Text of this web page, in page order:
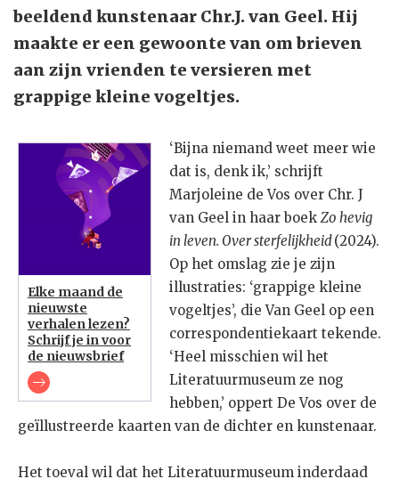
beeldend kunstenaar Chr.J. van Geel. Hij
maakte er een gewoonte van om brieven
aan zijn vrienden te versieren met
grappige kleine vogeltjes.
Elke maand de
nieuwste
verhalen lezen?
Schrijf je in voor
de nieuwsbrief
‘Bijna niemand weet meer wie
dat is, denk ik,’ schrijft
Marjoleine de Vos over Chr. J
van Geel in haar boek Zo hevig
in leven. Over sterfelijkheid(2024).
Op het omslag zie je zijn
illustraties: ‘grappige kleine
vogeltjes’, die Van Geel op een
correspondentiekaart tekende.
‘Heel misschien wil het
Literatuurmuseum ze nog
hebben,’ oppert De Vos over de
geïllustreerde kaarten van de dichter en kunstenaar.
Het toeval wil dat het Literatuurmuseum inderdaad